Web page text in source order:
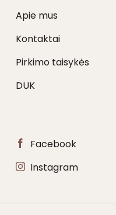
Apie mus
Kontaktai
Pirkimo taisykės
DUK
Facebook
Instagram